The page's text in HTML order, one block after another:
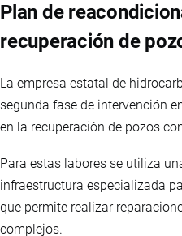
Plan de
recuperación de
La empresa estatal de
segunda fase de intervención
en la recuperación de pozos
Para estas labores se utiliza
infraestructura especializada
que permite realizar
complejos.